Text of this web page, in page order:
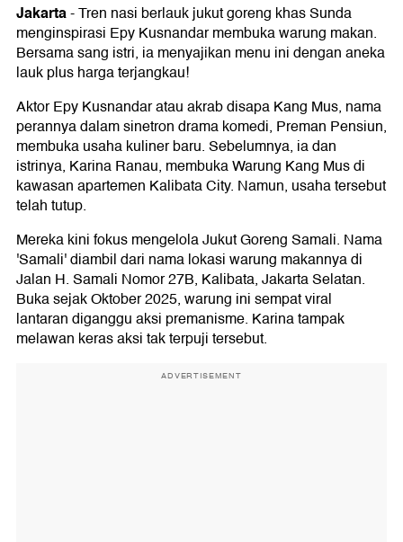
Jakarta-Tren nasi berlauk jukut goreng khas Sunda
menginspirasi Epy Kusnandar membuka warung makan.
Bersama sang istri, ia menyajikan menu ini dengan aneka
lauk plus harga terjangkau!
Aktor Epy Kusnandar atau akrab disapa Kang Mus, nama
perannya dalam sinetron drama komedi, Preman Pensiun,
membuka usaha kuliner baru. Sebelumnya, ia dan
istrinya, Karina Ranau, membuka Warung Kang Mus di
kawasan apartemen Kalibata City. Namun, usaha tersebut
telah tutup.
Mereka kini fokus mengelola Jukut Goreng Samali. Nama
'Samali' diambil dari nama lokasi warung makannya di
Jalan H. Samali Nomor 27B, Kalibata, Jakarta Selatan.
Buka sejak Oktober 2025, warung ini sempat viral
lantaran diganggu aksi premanisme. Karina tampak
melawan keras aksi tak terpuji tersebut.
ADVERTISEMENT